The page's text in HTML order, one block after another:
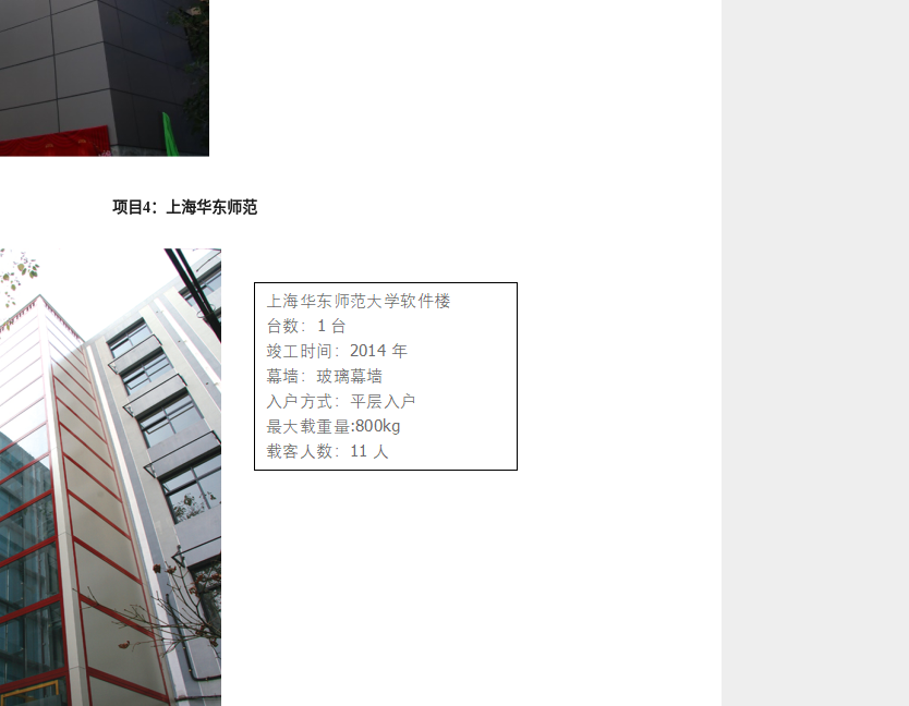
项目4：上海华东师范